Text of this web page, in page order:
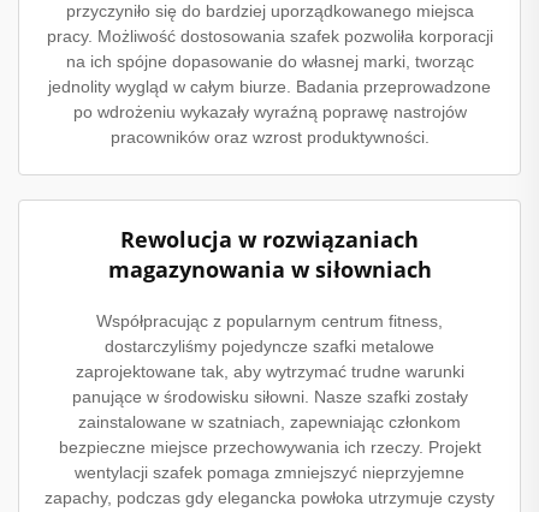
przyczyniło się do bardziej uporządkowanego miejsca
pracy. Możliwość dostosowania szafek pozwoliła korporacji
na ich spójne dopasowanie do własnej marki, tworząc
jednolity wygląd w całym biurze. Badania przeprowadzone
po wdrożeniu wykazały wyraźną poprawę nastrojów
pracowników oraz wzrost produktywności.
Rewolucja w rozwiązaniach
magazynowania w siłowniach
Współpracując z popularnym centrum fitness,
dostarczyliśmy pojedyncze szafki metalowe
zaprojektowane tak, aby wytrzymać trudne warunki
panujące w środowisku siłowni. Nasze szafki zostały
zainstalowane w szatniach, zapewniając członkom
bezpieczne miejsce przechowywania ich rzeczy. Projekt
wentylacji szafek pomaga zmniejszyć nieprzyjemne
zapachy, podczas gdy elegancka powłoka utrzymuje czysty